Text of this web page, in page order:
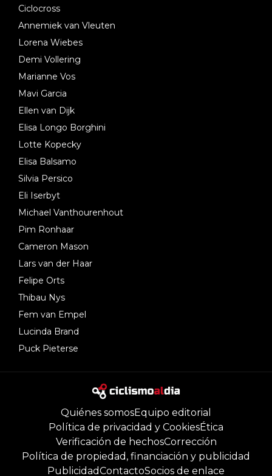
Ciclocross
Annemiek van Vleuten
Lorena Wiebes
Demi Vollering
Marianne Vos
Mavi Garcia
Ellen van Dijk
Elisa Longo Borghini
Lotte Kopecky
Elisa Balsamo
Silvia Persico
Eli Iserbyt
Michael Vanthourenhout
Pim Ronhaar
Cameron Mason
Lars van der Haar
Felipe Orts
Thibau Nys
Fem van Empel
Lucinda Brand
Puck Pieterse
Quiénes somosEquipo editorial
Política de privacidad y CookiesÉtica
Verificación de hechosCorrección
Política de propiedad, financiación y publicidad
PublicidadContactoSocios de enlace